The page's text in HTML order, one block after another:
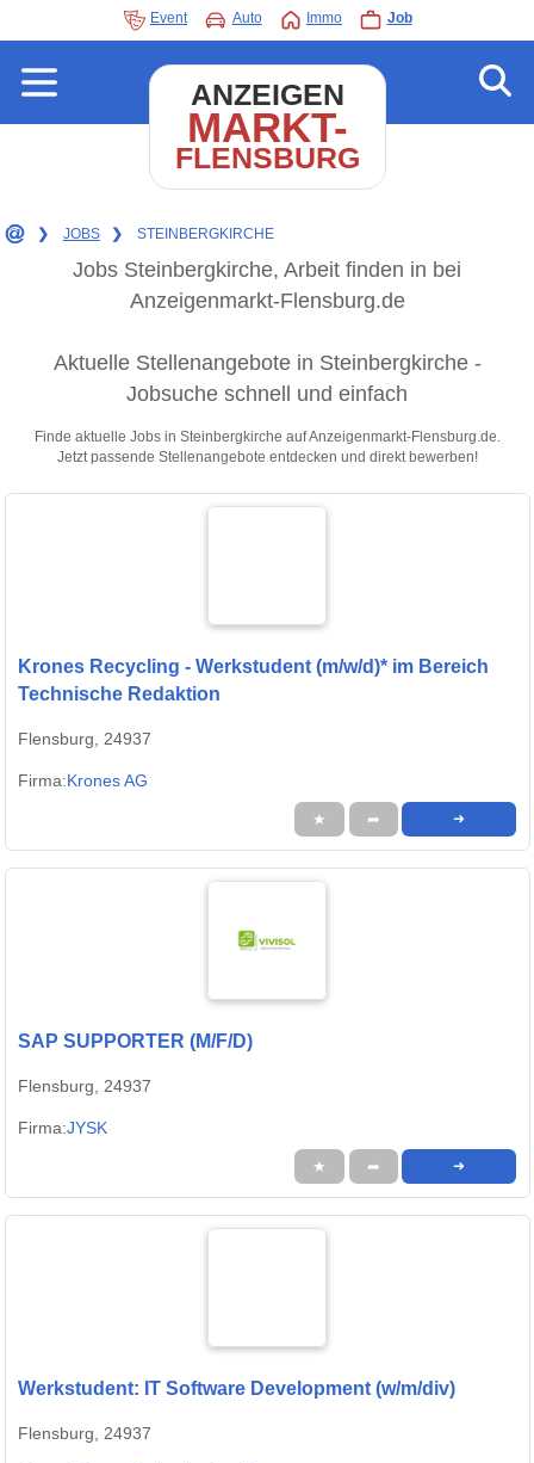
Event Auto Immo Job
ANZEIGEN
MARKT-
FLENSBURG
❯ JOBS ❯ STEINBERGKIRCHE
Jobs Steinbergkirche, Arbeit finden in bei
Anzeigenmarkt-Flensburg.de
Aktuelle Stellenangebote in Steinbergkirche -
Jobsuche schnell und einfach
Finde aktuelle Jobs in Steinbergkirche auf Anzeigenmarkt-Flensburg.de.
Jetzt passende Stellenangebote entdecken und direkt bewerben!
Krones Recycling - Werkstudent (m/w/d)* im Bereich
Technische Redaktion
Flensburg, 24937
Firma:Krones AG
★ ➦ ➜
SAP SUPPORTER (M/F/D)
Flensburg, 24937
Firma:JYSK
★ ➦ ➜
Werkstudent: IT Software Development (w/m/div)
Flensburg, 24937